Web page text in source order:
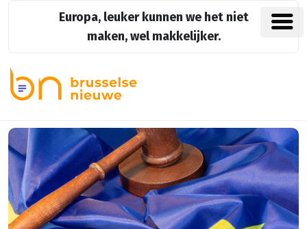
Europa, leuker kunnen we het niet
maken, wel makkelijker.